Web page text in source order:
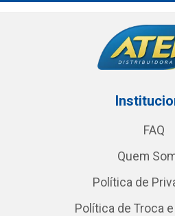
FAQ
Quem
Política de
Política de Troca